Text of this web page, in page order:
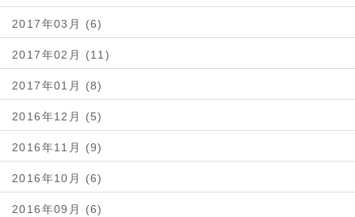
2017年03月 (6)
2017年02月 (11)
2017年01月 (8)
2016年12月 (5)
2016年11月 (9)
2016年10月 (6)
2016年09月 (6)